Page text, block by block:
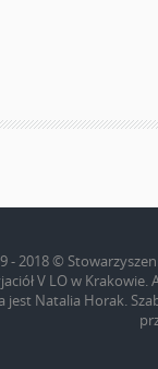
- 2018 ©
V LO w
jest Natalia Horak.